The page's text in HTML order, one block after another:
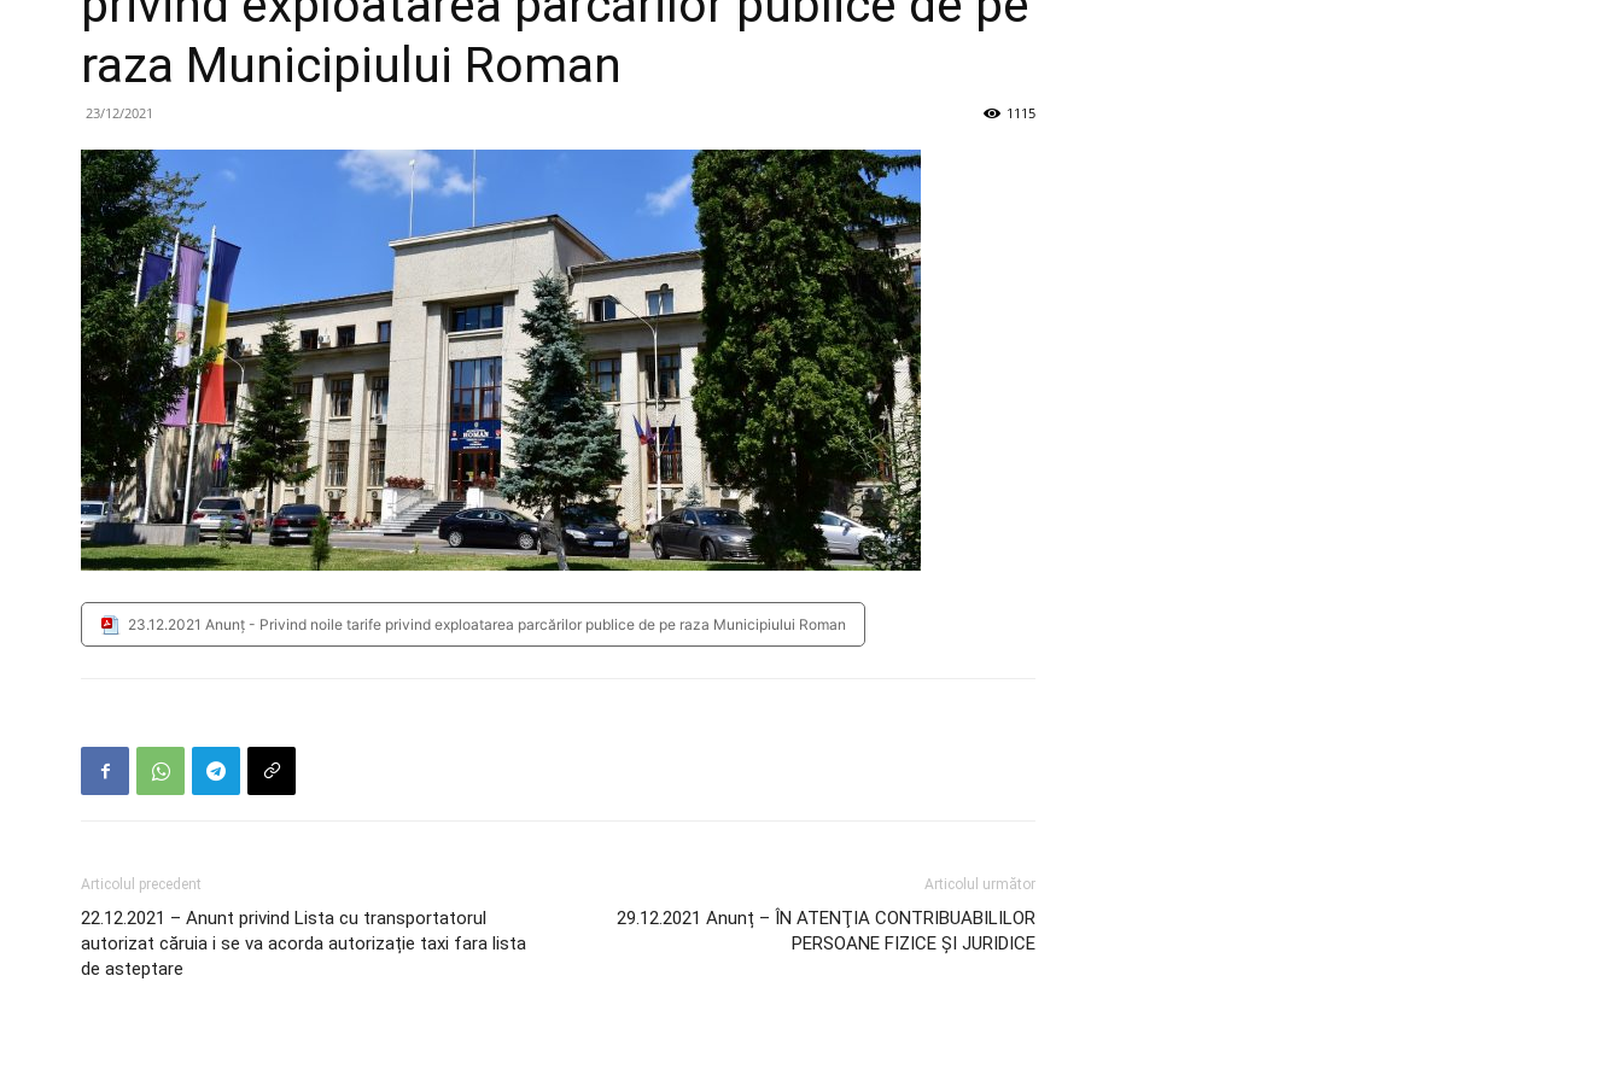
raza Municipiului Roman
23/12/2021 1115
23.12.2021 Anunț - Privind noile tarife privind exploatarea parcărilor publice de pe raza Municipiului Roman
Articolul precedent
22.12.2021 – Anunt privind Lista cu transportatorul
autorizat căruia i se va acorda autorizație taxi fara lista
de asteptare
Articolul următor
29.12.2021 Anunț – ÎN ATENŢIA CONTRIBUABILILOR
PERSOANE FIZICE ŞI JURIDICE